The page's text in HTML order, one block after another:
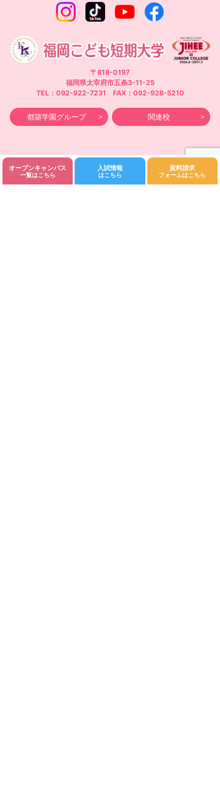
オープンキャンパス
一覧はこちら
入試情報
はこちら
資料請求
フォームはこちら
〒818-0197
福岡県太宰府市五条3-11-25
TEL：092-922-7231 FAX：092-928-5210
都築学園グループ 関連校
©Fukuoka Kodomo Junior College 都築学園.All rights reserved.